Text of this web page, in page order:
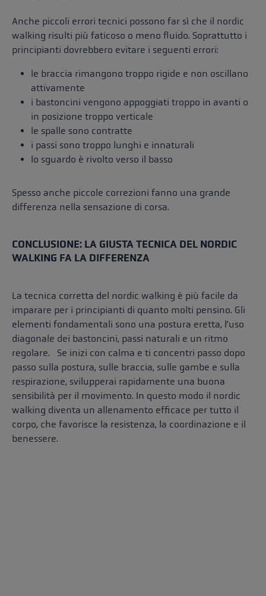
Anche piccoli errori tecnici possono far sì che il nordic
walking risulti più faticoso o meno fluido. Soprattutto i
principianti dovrebbero evitare i seguenti errori:
le braccia rimangono troppo rigide e non oscillano
attivamente
i bastoncini vengono appoggiati troppo in avanti o
in posizione troppo verticale
le spalle sono contratte
i passi sono troppo lunghi e innaturali
lo sguardo è rivolto verso il basso
Spesso anche piccole correzioni fanno una grande
differenza nella sensazione di corsa.
CONCLUSIONE: LA GIUSTA TECNICA DEL NORDIC
WALKING FA LA DIFFERENZA
La tecnica corretta del nordic walking è più facile da
imparare per i principianti di quanto molti pensino. Gli
elementi fondamentali sono una postura eretta, l’uso
diagonale dei bastoncini, passi naturali e un ritmo
regolare. Se inizi con calma e ti concentri passo dopo
passo sulla postura, sulle braccia, sulle gambe e sulla
respirazione, svilupperai rapidamente una buona
sensibilità per il movimento. In questo modo il nordic
walking diventa un allenamento efficace per tutto il
corpo, che favorisce la resistenza, la coordinazione e il
benessere.